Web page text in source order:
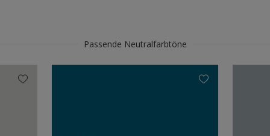
Passende Neutralfarbtöne